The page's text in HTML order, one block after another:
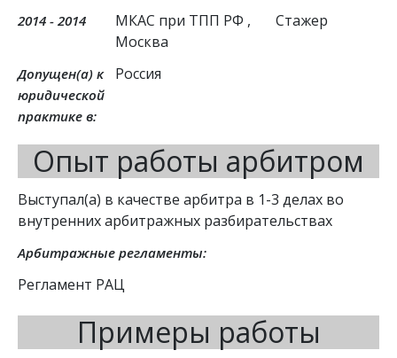
2014 - 2014 МКАС при ТПП РФ ,
Москва
Стажер
Допущен(а) к
юридической
практике в:
Россия
Опыт работы арбитром
Выступал(а) в качестве арбитра в 1-3 делах во
внутренних арбитражных разбирательствах
Арбитражные регламенты:
Регламент РАЦ
Примеры работы